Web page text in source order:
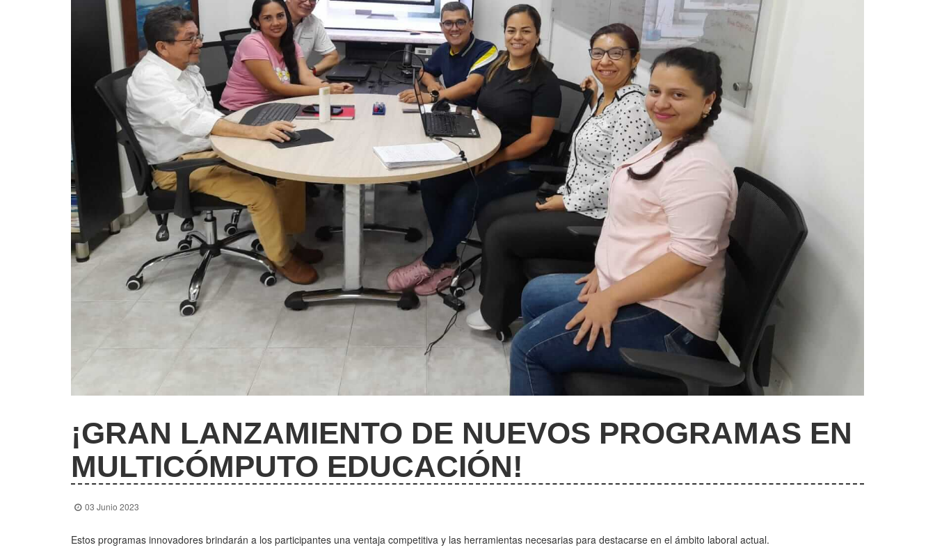
¡GRAN LANZAMIENTO DE NUEVOS PROGRAMAS EN
MULTICÓMPUTO EDUCACIÓN!
03 Junio 2023
Estos programas innovadores brindarán a los participantes una ventaja competitiva y las herramientas necesarias para destacarse en el ámbito laboral actual.